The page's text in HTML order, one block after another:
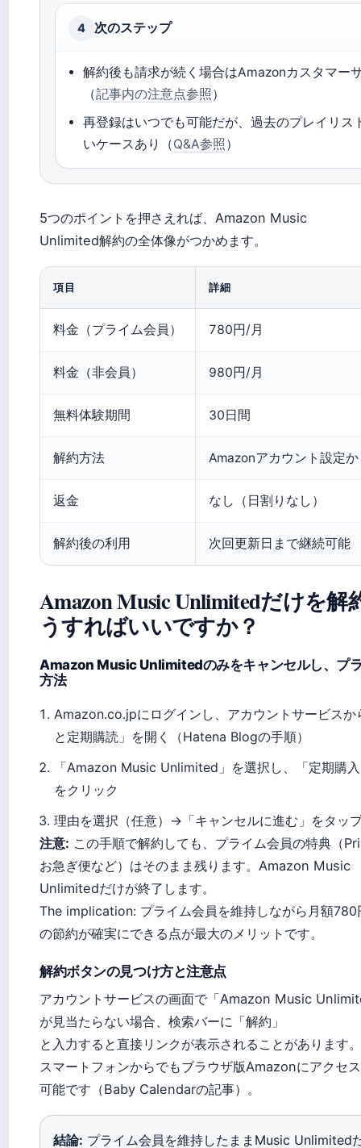
4 次のステップ
解約後も請求が続く場合はAmazonカスタマー
（記事内の注意点参照 ）
再登録はいつでも可能だが、過去のプレイリス
いケースあり（Q&A参照 ）
5つのポイントを押さえれば、Amazon Music
Unlimited解約の全体像がつかめます。
項目 詳細
料金（プライム会員） 780円/月
料金（非会員） 980円/月
無料体験期間 30日間
解約方法 Amazonアカウント設定
返金 なし（日割りなし）
解約後の利用 次回更新日まで継続可能
Amazon Music Unlimitedだけを
うすればいいですか？
Amazon Music Unlimitedのみをキャンセルし、プ
方法
Amazon.co.jpにログインし、アカウントサービスか
と定期購読」を開く（Hatena Blogの手順）
「Amazon Music Unlimited」を選択し、「定期購
をクリック
理由を選択（任意）→「キャンセルに進む」をタッ
注意: この手順で解約しても、プライム会員の特典（
お急ぎ便など）はそのまま残ります。Amazon Music
Unlimitedだけが終了します。
The implication: プライム会員を維持しながら月額
の節約が確実にできる点が最大のメリットです。
解約ボタンの見つけ方と注意点
アカウントサービスの画面で「Amazon Music
が見当たらない場合、検索バーに「解約」
と入力すると直接リンクが表示されることがあります。
スマートフォンからでもブラウザ版Amazonにアクセ
可能です（Baby Calendarの記事）。
結論: プライム会員を維持したままMusic Unlimited